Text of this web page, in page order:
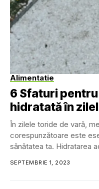
Alimentatie
6 Sfaturi
hidratată în
În zilele toride de vară,
corespunzătoare este
sănătatea ta. Hidratarea
SEPTEMBRIE 1, 2023